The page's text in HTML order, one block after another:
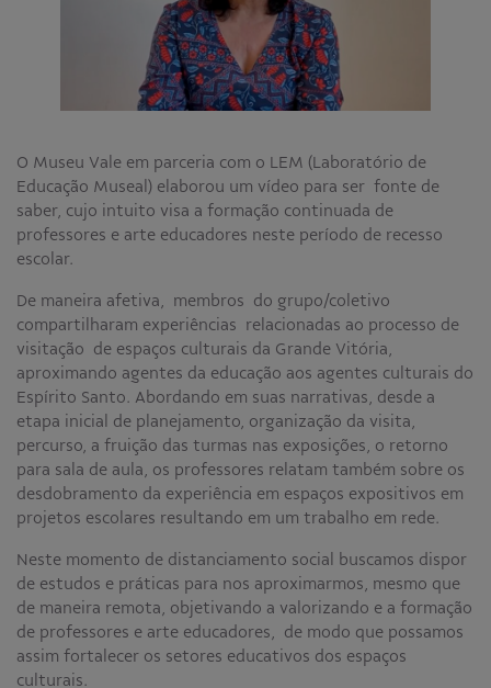
Publicações
Editais
Fale conosco
O Museu Vale em parceria com o LEM (Laboratório de
Educação Museal) elaborou um vídeo para ser fonte de
saber, cujo intuito visa a formação continuada de
professores e arte educadores neste período de recesso
escolar.
De maneira afetiva, membros do grupo/coletivo
compartilharam experiências relacionadas ao processo de
visitação de espaços culturais da Grande Vitória,
aproximando agentes da educação aos agentes culturais do
Espírito Santo. Abordando em suas narrativas, desde a
etapa inicial de planejamento, organização da visita,
percurso, a fruição das turmas nas exposições, o retorno
para sala de aula, os professores relatam também sobre os
desdobramento da experiência em espaços expositivos em
projetos escolares resultando em um trabalho em rede.
Neste momento de distanciamento social buscamos dispor
de estudos e práticas para nos aproximarmos, mesmo que
de maneira remota, objetivando a valorizando e a formação
de professores e arte educadores, de modo que possamos
assim fortalecer os setores educativos dos espaços
culturais.